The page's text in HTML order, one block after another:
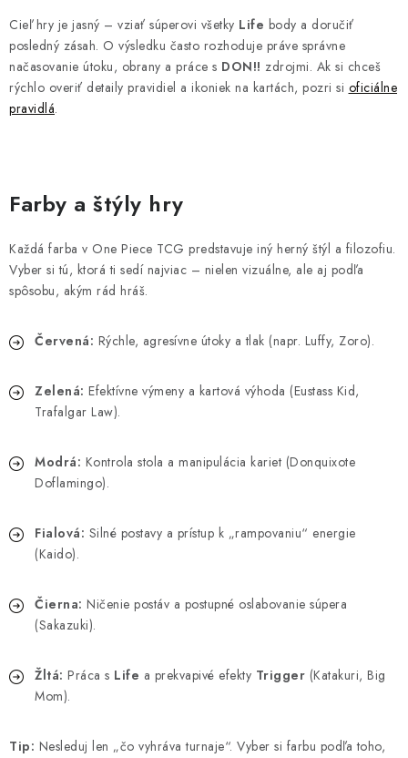
Cieľ hry je jasný – vziať súperovi všetky Life body a doručiť
posledný zásah. O výsledku často rozhoduje práve správne
načasovanie útoku, obrany a práce s DON!! zdrojmi. Ak si chceš
rýchlo overiť detaily pravidiel a ikoniek na kartách, pozri si oficiálne
pravidlá.
Farby a štýly hry
Každá farba v One Piece TCG predstavuje iný herný štýl a filozofiu.
Vyber si tú, ktorá ti sedí najviac – nielen vizuálne, ale aj podľa
spôsobu, akým rád hráš.
Červená: Rýchle, agresívne útoky a tlak (napr. Luffy, Zoro).
Zelená: Efektívne výmeny a kartová výhoda (Eustass Kid,
Trafalgar Law).
Modrá: Kontrola stola a manipulácia kariet (Donquixote
Doflamingo).
Fialová: Silné postavy a prístup k „rampovaniu“ energie
(Kaido).
Čierna: Ničenie postáv a postupné oslabovanie súpera
(Sakazuki).
Žltá: Práca s Life a prekvapivé efekty Trigger (Katakuri, Big
Mom).
Tip: Nesleduj len „čo vyhráva turnaje“. Vyber si farbu podľa toho,